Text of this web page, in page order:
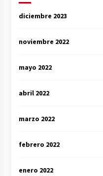
diciembre 2023
noviembre 2022
mayo 2022
abril 2022
marzo 2022
febrero 2022
enero 2022